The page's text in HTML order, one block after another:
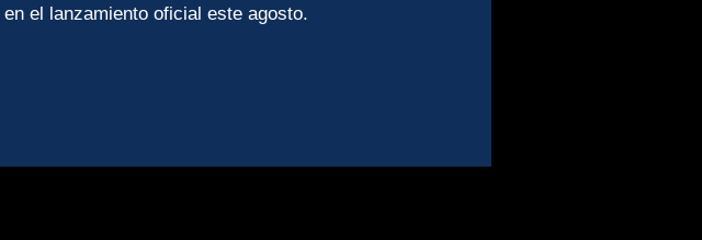
el lanzamiento oficial este agosto.